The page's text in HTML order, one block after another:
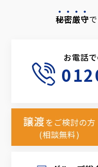
秘密厳守
お電話
譲渡をご検討の方
(相談無料)